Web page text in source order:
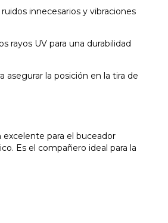
innecesarios y vibraciones
rayos UV para una durabilidad
la posición en la tira de
para el buceador
Es el compañero ideal para la